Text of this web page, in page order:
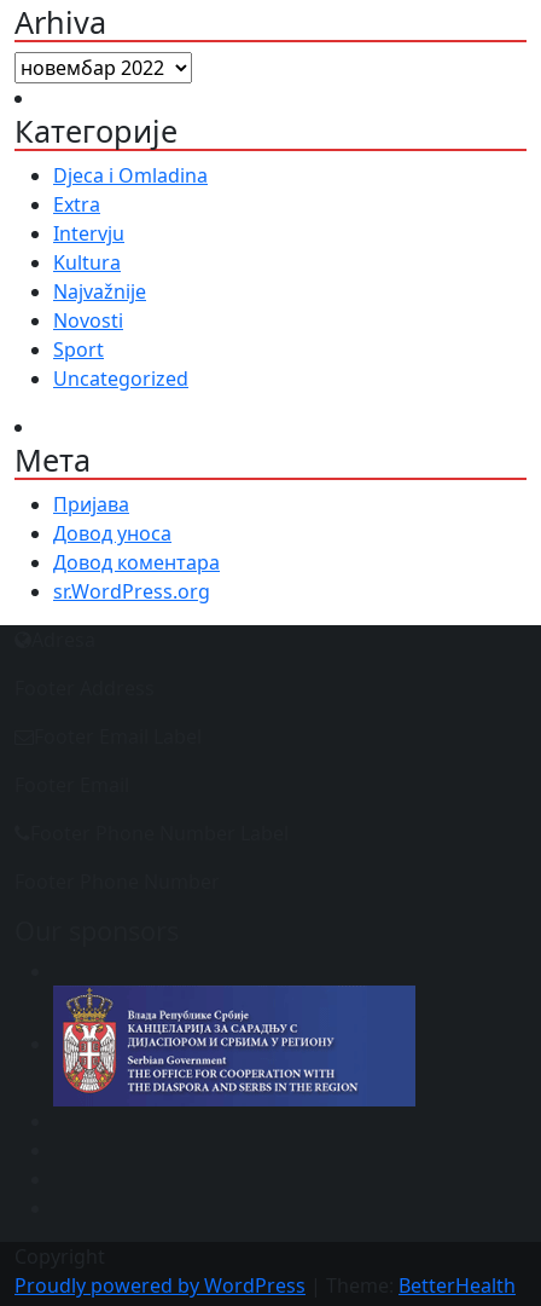
Arhiva
Arhiva
Категорије
Djeca i Omladina
Extra
Intervju
Kultura
Najvažnije
Novosti
Sport
Uncategorized
Мета
Пријава
Довод уноса
Довод коментара
sr.WordPress.org
Proudly powered by WordPress
BetterHealth